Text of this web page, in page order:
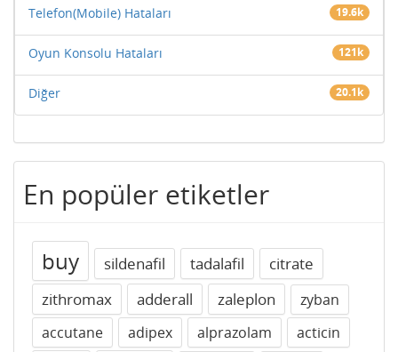
Telefon(Mobile) Hataları 19.6k
Oyun Konsolu Hataları 121k
Diğer 20.1k
En popüler etiketler
buy sildenafil tadalafil
citrate
zithromax
adderall zaleplon
zyban
accutane
adipex alprazolam
acticin